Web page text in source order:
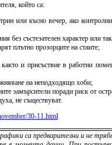
който са:
или късно вечер, ако
без състезателен характер или
плътно прозорците на стаите;
и присъствие в работни
на неподходящо хоби;
замърсители поради риск от
не съществуват.
30-11.html
са предварителни и не